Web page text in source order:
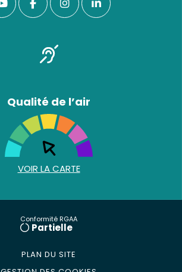
Qualité de l’air
VOIR LA CARTE
Conformité RGAA
Partielle
PLAN DU SITE